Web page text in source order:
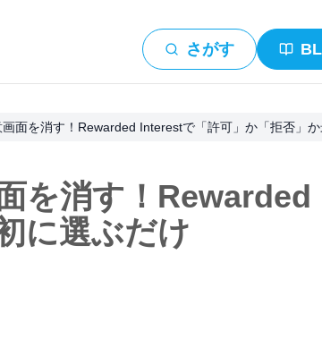
さがす
面を消す！Rewarded Interestで「許可」か「拒否」
を消す！Rewarded
に選ぶだけ